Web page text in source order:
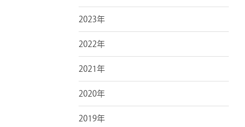
2023年
2022年
2021年
2020年
2019年